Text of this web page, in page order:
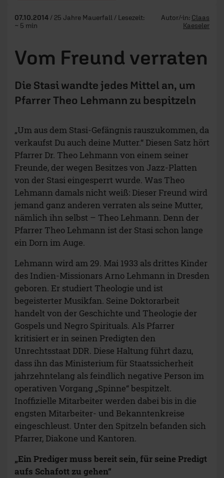
07.10.2014 / 25 Jahre Mauerfall / Lesezeit:
~ 5 min
Autor/-in: Claas
Kaeseler
Vom Freund verraten
Die Stasi wandte jedes Mittel an, um
Pfarrer Theo Lehmann zu bespitzeln
„Um aus dem Stasi-Gefängnis rauszukommen, da
verkaufst Du auch deine Mutter.“ Diesen Satz hört
Pfarrer Dr. Theo Lehmann von einem seiner
Freunde, der wegen Besitzes von Jazz-Platten
von der Stasi eingesperrt wurde. Was Theo
Lehmann damals nicht weiß: Dieser Freund wird
jemand ganz anderen verraten als seine Mutter,
nämlich ihn selbst – Theo Lehmann. Denn der
Pfarrer Theo Lehmann ist der Stasi schon lange
ein Dorn im Auge.
Lehmann wird am 29. Mai 1933 als drittes Kinder
des Indien-Missionars Arno Lehmann in Dresden
geboren. Er studiert Theologie und ist
begeisterter Musikfan. Seine Doktorarbeit
handelt von der Geschichte und Theologie der
Gospels und Negro Spirituals. Als Pfarrer
kritisiert er in seinen Predigten den
Unrechtsstaat DDR. Diese Haltung führt dazu,
dass ihn das Ministerium für Staatssicherheit
jahrzehntelang als feindlich negative Person im
operativen Vorgang „Spinne“ bespitzelt.
Inoffizielle Mitarbeiter werden dabei bis in die
engsten Mitarbeiter- und Bekanntenkreise
eingeschleust. Unter den Spitzeln befanden sich
Pfarrer, Diakone und Kantoren.
„Ein Prediger muss bereit sein, für seine Predigt
aufs Schafott zu gehen“